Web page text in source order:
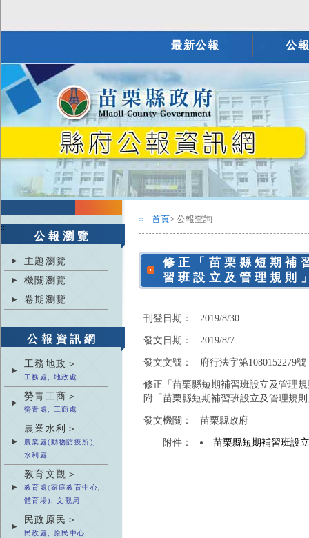
最新公報 公
:::
公報瀏覽
主題瀏覽
機關瀏覽
卷期瀏覽
公報資訊網
工務地政＞
工務處, 地政處
勞青工商＞
勞青處, 工商處
農業水利＞
農業處(動物防疫所),
水利處
教育文觀＞
教育處(家庭教育中心,
體育場), 文觀局
民政原民＞
民政處, 原民中心
::: 首頁> 公報查詢
修正「苗栗縣短期補
習班設立及管理規則
刊登日期：
2019/8/30
發文日期：
2019/8/7
發文文號：
府行法字第1080152279號
修正「苗栗縣短期補習班設立及管理
附「苗栗縣短期補習班設立及管理規
發文機關：
苗栗縣政府
附件：
苗栗縣短期補習班設